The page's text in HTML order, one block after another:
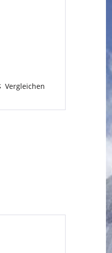
Vergleichen